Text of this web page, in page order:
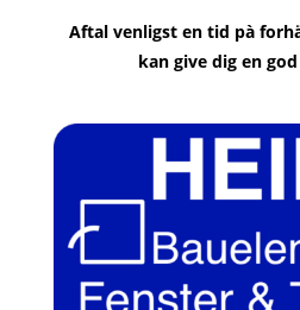
Aftal venligst en tid pà
kan give dig en